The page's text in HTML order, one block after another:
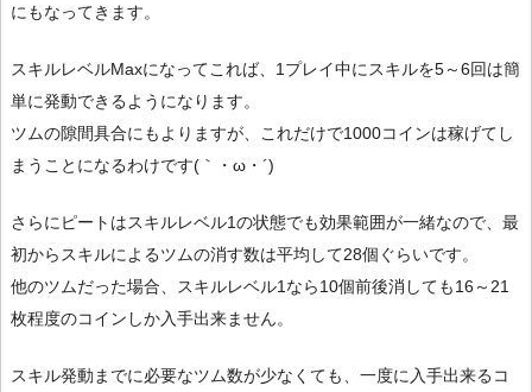
にもなってきます。
スキルレベルMaxになってこれば、1プレイ中にスキルを5～6回は簡
単に発動できるようになります。
ツムの隙間具合にもよりますが、これだけで1000コインは稼げてし
まうことになるわけです(｀・ω・´)
さらにピートはスキルレベル1の状態でも効果範囲が一緒なので、最
初からスキルによるツムの消す数は平均して28個ぐらいです。
他のツムだった場合、スキルレベル1なら10個前後消しても16～21
枚程度のコインしか入手出来ません。
スキル発動までに必要なツム数が少なくても、一度に入手出来るコ